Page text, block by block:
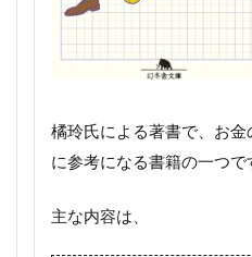
橘玲氏による著書で、お
に参考になる書籍の一つで
主な内容は、